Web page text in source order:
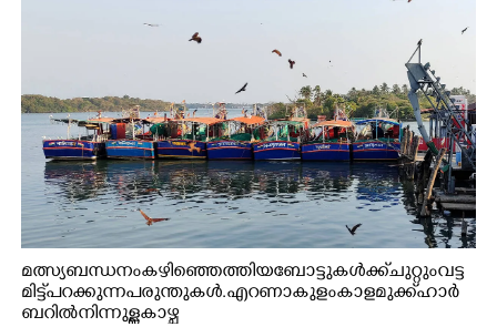
മത്സ്യബന്ധനം കഴിഞ്ഞെത്തിയ ബോട്ടുകൾക്ക് ചുറ്റും വട്ട
മിട്ട് പറക്കുന്ന പരുന്തുകൾ. എറണാകുളം കാളമുക്ക് ഹാർ
ബറിൽ നിന്നുള്ള കാഴ്ച